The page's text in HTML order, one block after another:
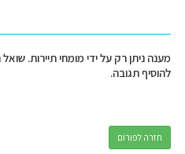
מענה ניתן רק על ידי מומחי תיירות.
להוסיף תגובה.
חזרה לפורום